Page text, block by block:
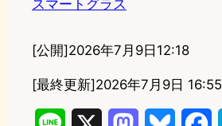
スマートグラス
[公開]2026年7月9日12:18
[最終更新]2026年7月9日 16:55